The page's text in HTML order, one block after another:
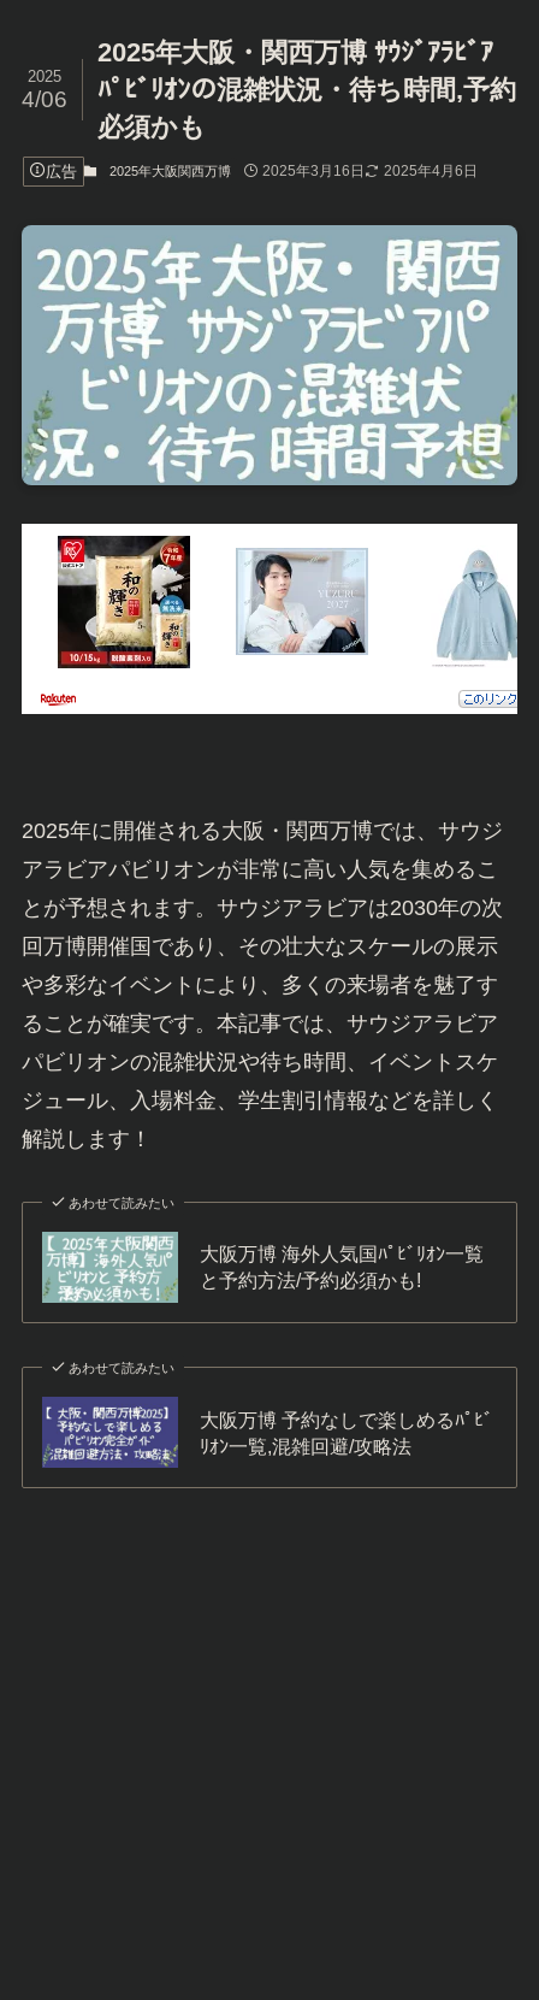
2025年大阪・関西万博 ｻｳｼﾞｱﾗﾋﾞｱ
ﾊﾟﾋﾞﾘｵﾝの混雑状況・待ち時間,予約
必須かも
2025
4/06
広告 2025年大阪関西万博 2025年3月16日 2025年4月6日
2025年に開催される大阪・関西万博では、サウジ
アラビアパビリオンが非常に高い人気を集めるこ
とが予想されます。サウジアラビアは2030年の次
回万博開催国であり、その壮大なスケールの展示
や多彩なイベントにより、多くの来場者を魅了す
ることが確実です。本記事では、サウジアラビア
パビリオンの混雑状況や待ち時間、イベントスケ
ジュール、入場料金、学生割引情報などを詳しく
解説します！
あわせて読みたい
大阪万博 海外人気国ﾊﾟﾋﾞﾘｵﾝ一覧
と予約方法/予約必須かも!
あわせて読みたい
大阪万博 予約なしで楽しめるﾊﾟﾋﾞ
ﾘｵﾝ一覧,混雑回避/攻略法